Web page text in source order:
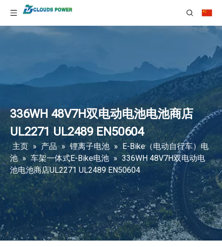
336WH 48V7H双电动电池电池商店
UL2271 UL2489 EN50604
主页 » 产品 » 锂离子电池 » E-Bike（电动自行车）电
池 » 车架一体式E-Bike电池 » 336WH 48V7H双电动电
池电池商店UL2271 UL2489 EN50604